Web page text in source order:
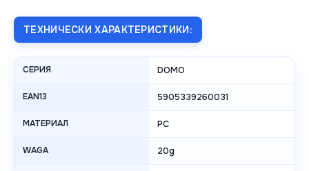
ТЕХНИЧЕСКИ ХАРАКТЕРИСТИКИ:
СЕРИЯ DOMO
EAN13 5905339260031
МАТЕРИАЛ PC
WAGA 20g